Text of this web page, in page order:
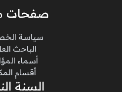
صفحات
سياسة
الباحث
أسماء
أقسام
السنة